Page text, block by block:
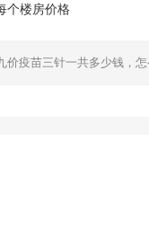
个楼房价格
三针一共多少钱，怎么预约九价及疫苗